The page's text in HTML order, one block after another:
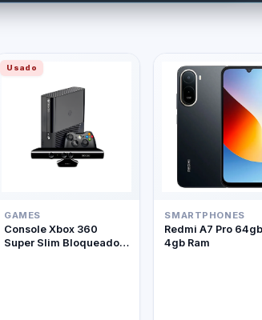
celulares,
Usado
GAMES
Console Xbox 360
Super Slim Bloqueado +
SMARTPHONES
Redmi A7 Pro
4gb Ram